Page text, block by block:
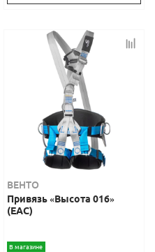
ВЕНТО
Привязь «Высота 016»
(ЕАС)
В магазине